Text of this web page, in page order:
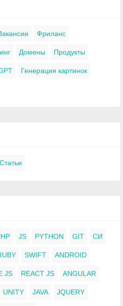
Фриланс
Домены Продукты
Генерация картинок
Статьи
JS PYTHON GIT СИ
SWIFT ANDROID
JS REACT JS ANGULAR
UNITY JAVA JQUERY